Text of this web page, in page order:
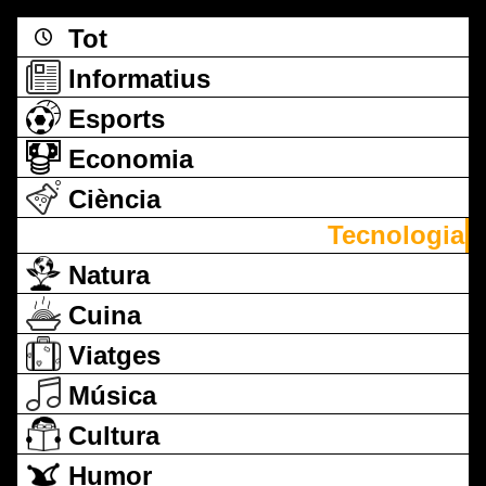
Tot
Informatius
Esports
Economia
Ciència
Tecnologia
Natura
Cuina
Viatges
Música
Cultura
Humor